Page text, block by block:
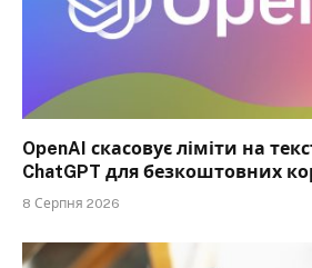
OpenAI скасовує ліміти на
ChatGPT для безкоштовних
8 Серпня 2026